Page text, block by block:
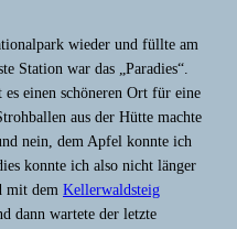
wieder und füllte am
Station war das „Paradies“.
einen schöneren Ort für eine
aus der Hütte machte
nein, dem Apfel konnte ich
konnte ich also nicht länger
mit dem Kellerwaldsteig
dann wartete der letzte